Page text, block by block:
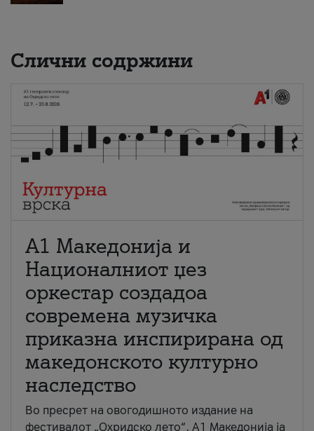
Слични содржини
А1 Македонија и
Националниот џез
оркестар создадоа
современа музичка
приказна инспирирана од
македонското културно
наследство
Во пресрет на овогодишното издание на
фестивалот „Охридско лето“, А1 Македонија ја